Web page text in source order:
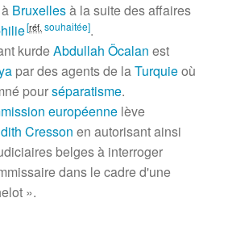
Bruxellesà la suite des affaires
[réf. souhaitée].
kurdeAbdullah Öcalan est
par des agents de laTurquieoù
pourséparatisme.
européenne lève
Cresson en autorisant ainsi
belges à interroger
dans le cadre d'une
».